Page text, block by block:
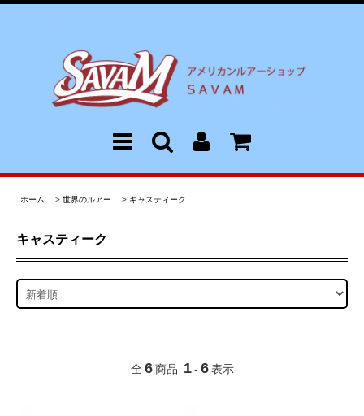
ホーム > 世界のルアー > キャスティーク
キャスティーク
全 6 商品 1 - 6 表示